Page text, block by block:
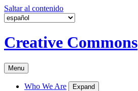
Saltar al contenido
Creative Commons
Menu
Who We Are Expand